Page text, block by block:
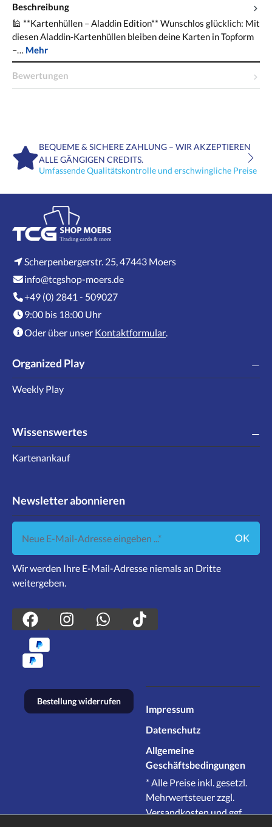
Beschreibung
🕌 **Kartenhüllen – Aladdin Edition** Wunschlos glücklich: Mit
diesen Aladdin-Kartenhüllen bleiben deine Karten in Topform
–… Mehr
Bewertungen
BEQUEME & SICHERE ZAHLUNG – WIR AKZEPTIEREN
ALLE GÄNGIGEN CREDITS.
Umfassende Qualitätskontrolle und erschwingliche Preise
Scherpenbergerstr. 25, 47443 Moers
info@tcgshop-moers.de
+49 (0) 2841 - 509027
9:00 bis 18:00 Uhr
Oder über unser Kontaktformular
Organized Play
Weekly Play
Wissenswertes
Kartenankauf
Newsletter abonnieren
Neue E-Mail-Adresse eingeben ...
OK
Wir werden Ihre E-Mail-Adresse niemals an Dritte
weitergeben.
Bestellung widerrufen
Impressum
Datenschutz
Allgemeine
Geschäftsbedingungen
* Alle Preise inkl. gesetzl.
Mehrwertsteuer zzgl.
Versandkostenund ggf.